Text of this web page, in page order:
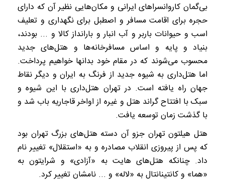
بی‌گمان کاروانسراهای ایرانی و مکان‌هایی نظیر آن که دارای
حجره برای اقامت مسافر و اصطبل برای نگهداری و تعلیف
اسب و حیوانات باربر و آب انبار و بارانداز کالا و ... بودند،
بنیاد و پایه و اساس مسافرخانه‌ها و هتل‌های جدید
محسوب می‌شوند که در مقام خود بدانها خواهیم پرداخت.
اما هتل‌داری به شیوه جدید از فرنگ به ایران و دیگر نقاط
جهان راه یافته است. در تهران هتل‌داری با این شیوه و
سبک با افتتاح گراند هتل و غیره از اواخر قاجاریه باب شد و
با گذشت زمان توسعه یافت.
هتل هیلتون تهران جزو آن دسته هتل‌های بزرگ تهران بود
که پس از پیروزی انقلاب مصادره و به «استقلال» تغییر نام
داد. چنانکه هتل‌های هایت به «آزادی» و شرایتون به
«هما» و کانتینانتال به «لاله» و ... نامشان تغییر کرد.